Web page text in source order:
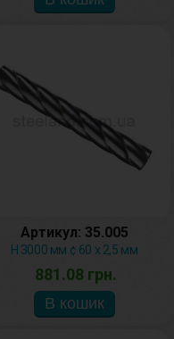
Артикул: 35.005
H 3000 мм ¢ 60 х 2,5 мм
881.08 грн.